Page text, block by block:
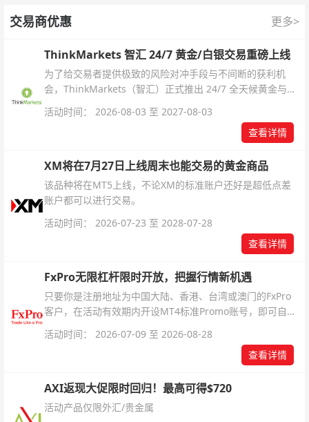
交易商优惠 更多>
ThinkMarkets 智汇 24/7 黄金/白银交易重磅上线
为了给交易者提供极致的风险对冲手段与不间断的获利机
会，ThinkMarkets（智汇）正式推出 24/7 全天候黄金与白
杆配置、支持软件及交易细则。
活动时间： 2026-08-03 至 2027-08-03
查看详情
XM将在7月27日上线周末也能交易的黄金商品
该品种将在MT5上线，不论XM的标准账户还好是超低点差
账户都可以进行交易。
活动时间： 2026-07-23 至 2028-07-28
查看详情
FxPro无限杠杆限时开放，把握行情新机遇
只要你是注册地址为中国大陆、香港、台湾或澳门的FxPro
客户，在活动有效期内开设MT4标准Promo账号，即可自动
活动时间： 2026-07-09 至 2026-08-28
查看详情
AXI返现大促限时回归！最高可得$720
活动产品仅限外汇/贵金属